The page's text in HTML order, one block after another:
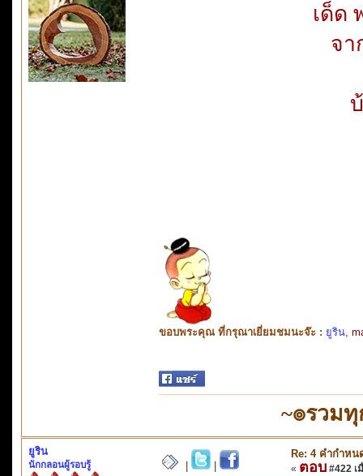
เด็ด
จา
ขอบพระคุณ ที่กรุณาเยี่ยมชมนะจ๊ะ : ยูริน
~๏รวม
ยูริน
นักกลอนผู้รอบรู้
Re: 4 คำกำห
« ตอบ #422 เ